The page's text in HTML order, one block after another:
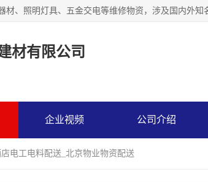
材有限公司
企业视频 公司介绍
电工电料配送_北京物业物资配送